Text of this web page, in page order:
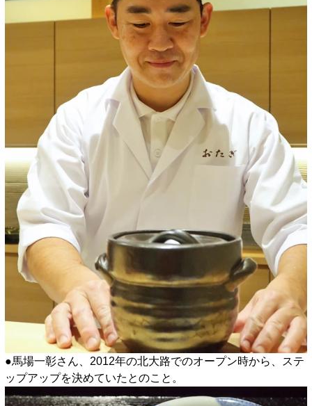
●馬場一彰さん、2012年の北大路でのオープン時から、ステ
ップアップを決めていたとのこと。